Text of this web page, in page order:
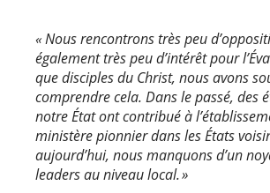
« Nous rencontrons très peu
également très peu d’intérêt pour
que disciples du Christ, nous avons
comprendre cela. Dans le passé, des
notre État ont contribué à
ministère pionnier dans les États
aujourd’hui, nous manquons d’un
leaders au niveau local. »